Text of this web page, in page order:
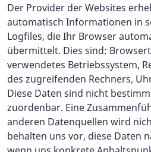
Der Provider der Websites
automatisch Informationen in
Logfiles, die Ihr Browser
übermittelt. Dies sind:
verwendetes Betriebssystem,
des zugreifenden Rechners,
Diese Daten sind nicht
zuordenbar. Eine
anderen Datenquellen wird
behalten uns vor, diese Daten